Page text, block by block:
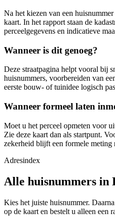
Na het kiezen van een
kaart. In het rapport staan de
perceelgegevens en indicatieve
Wanneer is dit genoeg?
Deze straatpagina helpt vooral bij
huisnummers, voorbereiden van
eerste bouw- of tuinidee logisch
Wanneer formeel laten
Moet u het perceel opmeten voor
Zie deze kaart dan als startpunt.
zekerheid blijft een formele meting
Adresindex
Alle huisnummers in
Kies het juiste huisnummer.
op de kaart en bestelt u alleen een